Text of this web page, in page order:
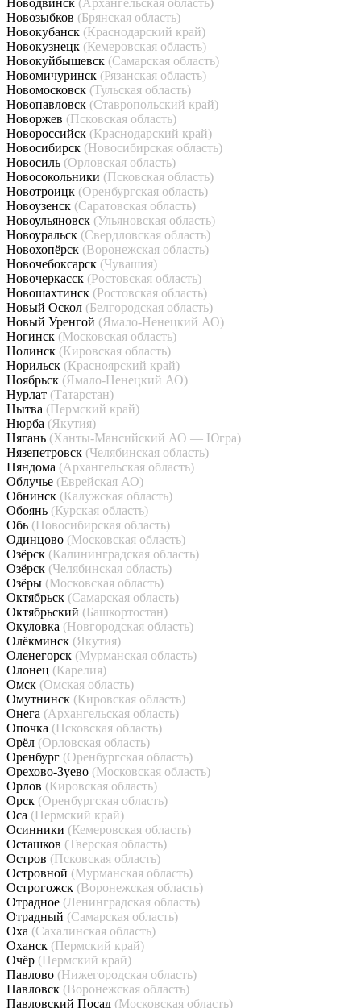
Новодвинск (Архангельская область)
Новозыбков (Брянская область)
Новокубанск (Краснодарский край)
Новокузнецк (Кемеровская область)
Новокуйбышевск (Самарская область)
Новомичуринск (Рязанская область)
Новомосковск (Тульская область)
Новопавловск (Ставропольский край)
Новоржев (Псковская область)
Новороссийск (Краснодарский край)
Новосибирск (Новосибирская область)
Новосиль (Орловская область)
Новосокольники (Псковская область)
Новотроицк (Оренбургская область)
Новоузенск (Саратовская область)
Новоульяновск (Ульяновская область)
Новоуральск (Свердловская область)
Новохопёрск (Воронежская область)
Новочебоксарск (Чувашия)
Новочеркасск (Ростовская область)
Новошахтинск (Ростовская область)
Новый Оскол (Белгородская область)
Новый Уренгой (Ямало-Ненецкий АО)
Ногинск (Московская область)
Нолинск (Кировская область)
Норильск (Красноярский край)
Ноябрьск (Ямало-Ненецкий АО)
Нурлат (Татарстан)
Нытва (Пермский край)
Нюрба (Якутия)
Нягань (Ханты-Мансийский АО — Югра)
Нязепетровск (Челябинская область)
Няндома (Архангельская область)
Облучье (Еврейская АО)
Обнинск (Калужская область)
Обоянь (Курская область)
Обь (Новосибирская область)
Одинцово (Московская область)
Озёрск (Калининградская область)
Озёрск (Челябинская область)
Озёры (Московская область)
Октябрьск (Самарская область)
Октябрьский (Башкортостан)
Окуловка (Новгородская область)
Олёкминск (Якутия)
Оленегорск (Мурманская область)
Олонец (Карелия)
Омск (Омская область)
Омутнинск (Кировская область)
Онега (Архангельская область)
Опочка (Псковская область)
Орёл (Орловская область)
Оренбург (Оренбургская область)
Орехово-Зуево (Московская область)
Орлов (Кировская область)
Орск (Оренбургская область)
Оса (Пермский край)
Осинники (Кемеровская область)
Осташков (Тверская область)
Остров (Псковская область)
Островной (Мурманская область)
Острогожск (Воронежская область)
Отрадное (Ленинградская область)
Отрадный (Самарская область)
Оха (Сахалинская область)
Оханск (Пермский край)
Очёр (Пермский край)
Павлово (Нижегородская область)
Павловск (Воронежская область)
Павловский Посад (Московская область)